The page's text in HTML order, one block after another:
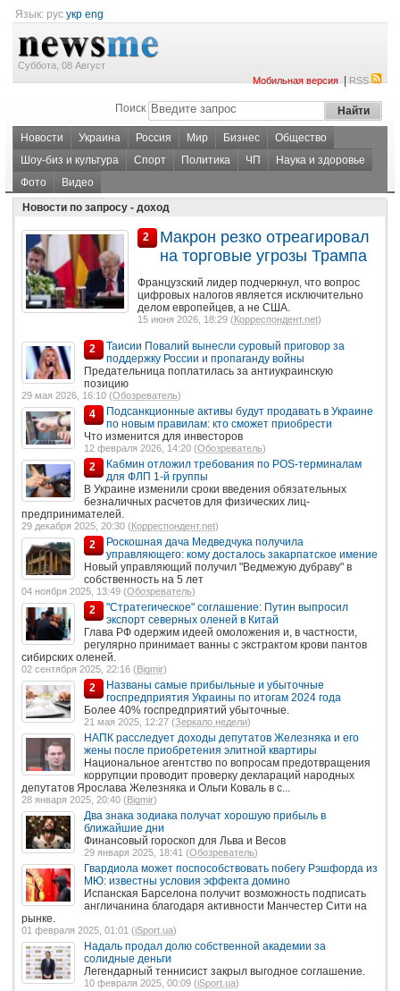
Язык: рус укр eng
Суббота, 08 Август
Мобильная версия|RSS
Поиск
Новости Украина Россия Мир Бизнес
Общество
Шоу-биз и культура
Спорт Политика ЧП
Наука и здоровье
Фото
Видео
Новости по запросу - доход
2
Макрон резко отреагировал
на торговые угрозы Трампа
Французский лидер подчеркнул, что вопрос
цифровых налогов является исключительно
делом европейцев, а не США.
15 июня 2026, 18:29 (Корреспондент.net)
2
Таисии Повалий вынесли суровый приговор за
поддержку России и пропаганду войны
Предательница поплатилась за антиукраинскую
позицию
29 мая 2026, 16:10 (Обозреватель)
4
Подсанкционные активы будут продавать в Украине
по новым правилам: кто сможет приобрести
Что изменится для инвесторов
12 февраля 2026, 14:20 (Обозреватель)
2
Кабмин отложил требования по POS-терминалам
для ФЛП 1-й группы
В Украине изменили сроки введения обязательных
безналичных расчетов для физических лиц-
предпринимателей.
29 декабря 2025, 20:30 (Корреспондент.net)
2
Роскошная дача Медведчука получила
управляющего: кому досталось закарпатское имение
Новый управляющий получил "Ведмежую дубраву" в
собственность на 5 лет
04 ноября 2025, 13:49 (Обозреватель)
2
"Стратегическое" соглашение: Путин выпросил
экспорт северных оленей в Китай
Глава РФ одержим идеей омоложения и, в частности,
регулярно принимает ванны с экстрактом крови пантов
сибирских оленей.
02 сентября 2025, 22:16 (Bigmir)
2
Названы самые прибыльные и убыточные
госпредприятия Украины по итогам 2024 года
Более 40% госпредприятий убыточные.
21 мая 2025, 12:27 (Зеркало недели)
НАПК расследует доходы депутатов Железняка и его
жены после приобретения элитной квартиры
Национальное агентство по вопросам предотвращения
коррупции проводит проверку деклараций народных
депутатов Ярослава Железняка и Ольги Коваль в с...
28 января 2025, 20:40 (Bigmir)
Два знака зодиака получат хорошую прибыль в
ближайшие дни
Финансовый гороскоп для Льва и Весов
29 января 2025, 18:41 (Обозреватель)
Гвардиола может поспособствовать побегу Рэшфорда из
МЮ: известны условия эффекта домино
Испанская Барселона получит возможность подписать
англичанина благодаря активности Манчестер Сити на
рынке.
01 февраля 2025, 01:01 (iSport.ua)
Надаль продал долю собственной академии за
солидные деньги
Легендарный теннисист закрыл выгодное соглашение.
10 февраля 2025, 00:09 (iSport.ua)